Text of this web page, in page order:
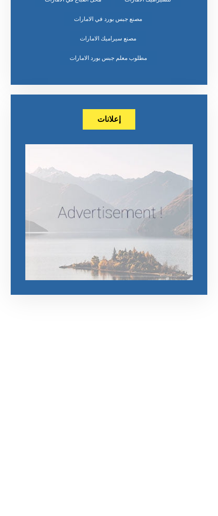
مصنع جبس بورد في الامارات
مصنع سيراميك الامارات
مطلوب معلم جبس بورد الامارات
إعلانات